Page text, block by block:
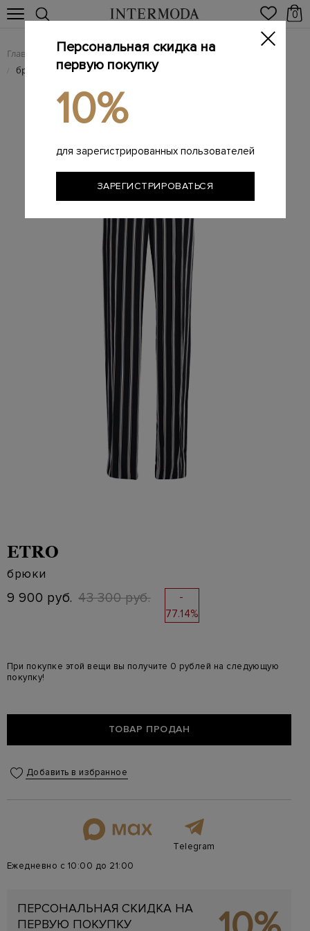
0
Главная Женщинам / Женская одежда / Женские брюки
/ брюки
ETRO
брюки
9 900 руб. 43 300 руб.
-
77.14%
При покупке этой вещи вы получите 0 рублей на следующую
покупку!
ТОВАР ПРОДАН
Добавить в избранное
Telegram
Ежедневно с 10:00 до 21:00
ПЕРСОНАЛЬНАЯ СКИДКА НА
ПЕРВУЮ ПОКУПКУ
Персональная скидка на
первую покупку
10%
для зарегистрированных пользователей
ЗАРЕГИСТРИРОВАТЬСЯ